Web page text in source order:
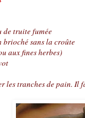
de truite fumée
brioché sans la croûte
aux fines herbes)
les tranches de pain. Il